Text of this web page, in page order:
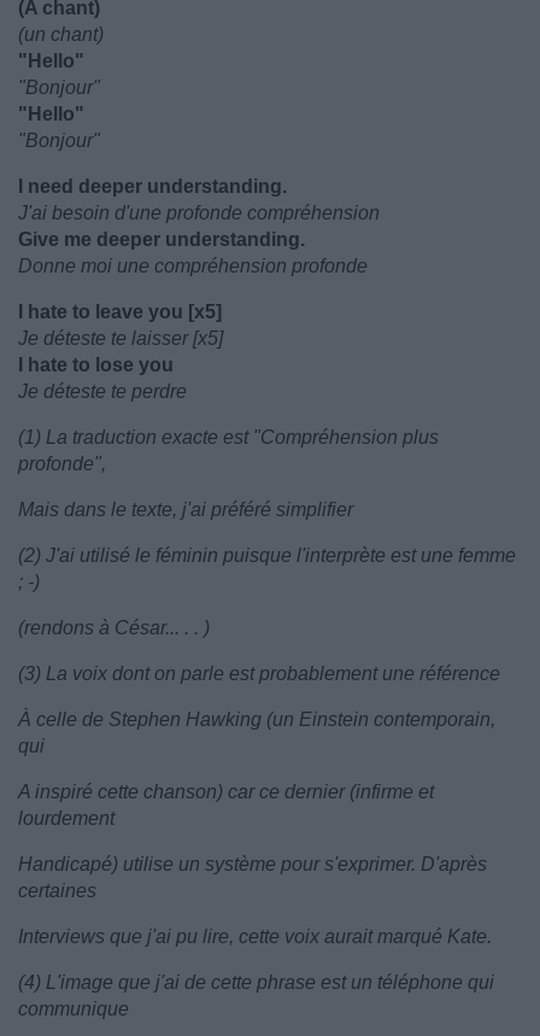
(A chant)
(un chant)
"Hello"
"Bonjour"
"Hello"
"Bonjour"
I need deeper understanding.
J'ai besoin d'une profonde compréhension
Give me deeper understanding.
Donne moi une compréhension profonde
I hate to leave you [x5]
Je déteste te laisser [x5]
I hate to lose you
Je déteste te perdre
(1) La traduction exacte est "Compréhension plus
profonde",
Mais dans le texte, j'ai préféré simplifier
(2) J'ai utilisé le féminin puisque l'interprète est une femme
; -)
(rendons à César... . . )
(3) La voix dont on parle est probablement une référence
À celle de Stephen Hawking (un Einstein contemporain,
qui
A inspiré cette chanson) car ce dernier (infirme et
lourdement
Handicapé) utilise un système pour s'exprimer. D'après
certaines
Interviews que j'ai pu lire, cette voix aurait marqué Kate.
(4) L'image que j'ai de cette phrase est un téléphone qui
communique